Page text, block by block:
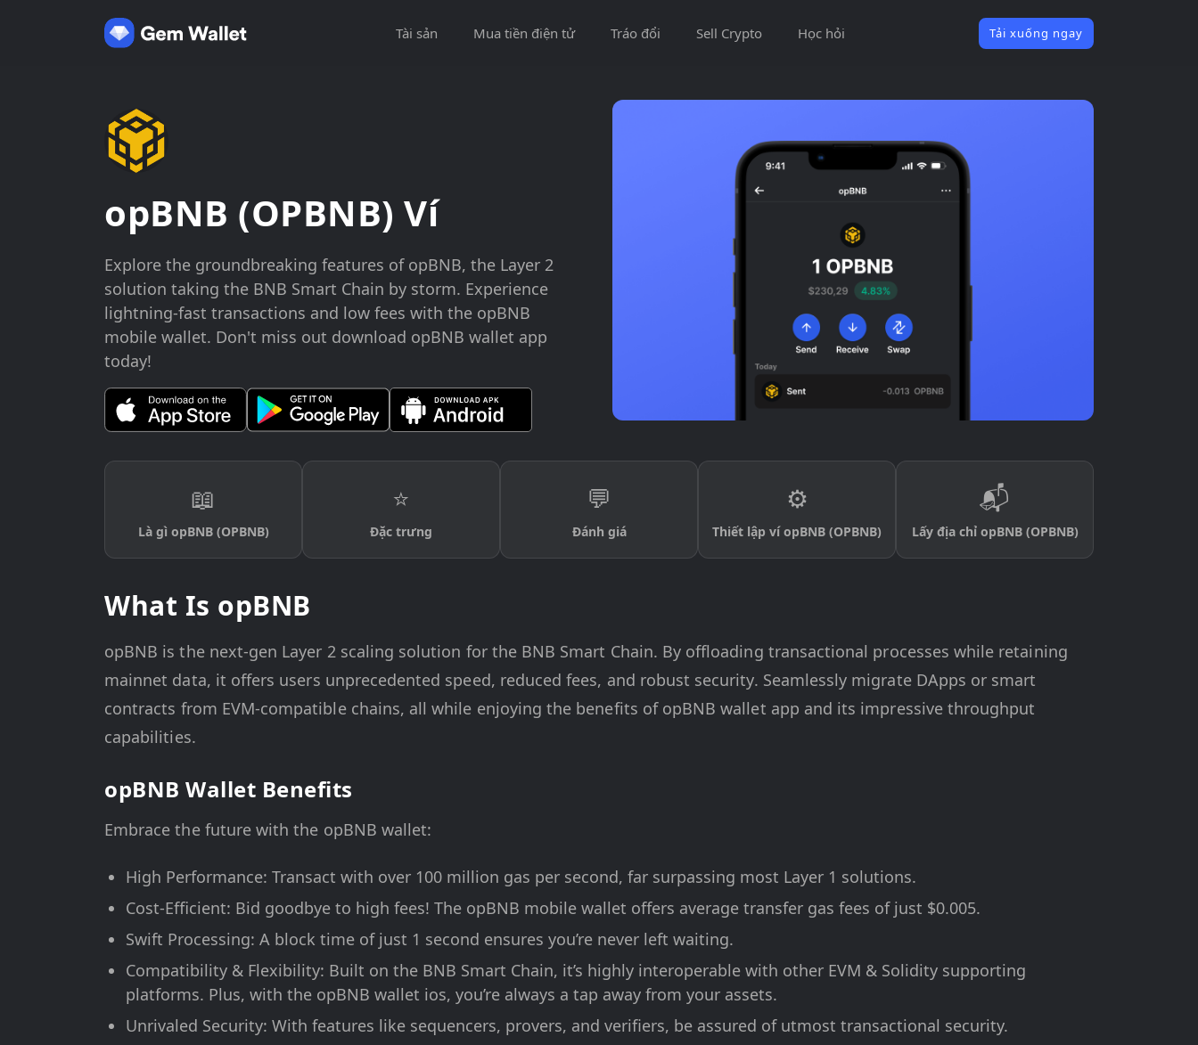
Tài sản Mua tiền điện tử Tráo đổi Sell Crypto Học hỏi Tải xuống ngay
opBNB (OPBNB) Ví
Explore the groundbreaking features of opBNB, the Layer 2
solution taking the BNB Smart Chain by storm. Experience
lightning-fast transactions and low fees with the opBNB
mobile wallet. Don't miss out download opBNB wallet app
today!
📖
Là gì opBNB (OPBNB)
⭐
Đặc trưng
💬
Đánh giá
⚙️
Thiết lập ví opBNB (OPBNB)
📬
Lấy địa chỉ opBNB (OPBNB)
What Is opBNB
opBNB is the next-gen Layer 2 scaling solution for the BNB Smart Chain. By offloading transactional processes while retaining
mainnet data, it offers users unprecedented speed, reduced fees, and robust security. Seamlessly migrate DApps or smart
contracts from EVM-compatible chains, all while enjoying the benefits of opBNB wallet app and its impressive throughput
capabilities.
opBNB Wallet Benefits
Embrace the future with the opBNB wallet:
High Performance: Transact with over 100 million gas per second, far surpassing most Layer 1 solutions.
Cost-Efficient: Bid goodbye to high fees! The opBNB mobile wallet offers average transfer gas fees of just $0.005.
Swift Processing: A block time of just 1 second ensures you’re never left waiting.
Compatibility & Flexibility: Built on the BNB Smart Chain, it’s highly interoperable with other EVM & Solidity supporting
platforms. Plus, with the opBNB wallet ios, you’re always a tap away from your assets.
Unrivaled Security: With features like sequencers, provers, and verifiers, be assured of utmost transactional security.